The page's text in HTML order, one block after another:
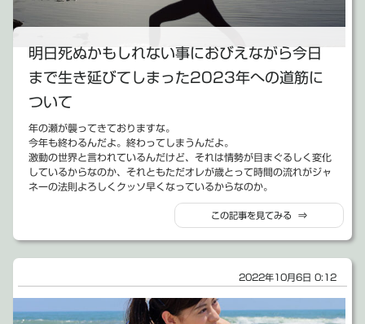
明日死ぬかもしれない事におびえながら今日
まで生き延びてしまった2023年への道筋に
ついて
年の瀬が襲ってきておりますな。
今年も終わるんだよ。終わってしまうんだよ。
激動の世界と言われているんだけど、それは情勢が目まぐるしく変化
しているからなのか、それともただオレが歳とって時間の流れがジャ
ネーの法則よろしくクッソ早くなっているからなのか。
ただ、今年一年がもう終わってしまう事だけは、どうしようもない事
ブログ書かなかったなぁ。多分、この超コツコツ日記を初めてから最
も書かなかった1年だったと思う。何と、年間で5本目。
遥か古の頃「バーチャルアイドルちゆ」の更新が年1回とかになった
時に、「ふざけんなよ！オレはいつになっても毎日コツコツ更新を続
けてやるぜ！オレはちゆとは違う」と息巻いていたのをふと思い出し
た。
この記事を見てみる ⇒
2022年10月6日 0:12